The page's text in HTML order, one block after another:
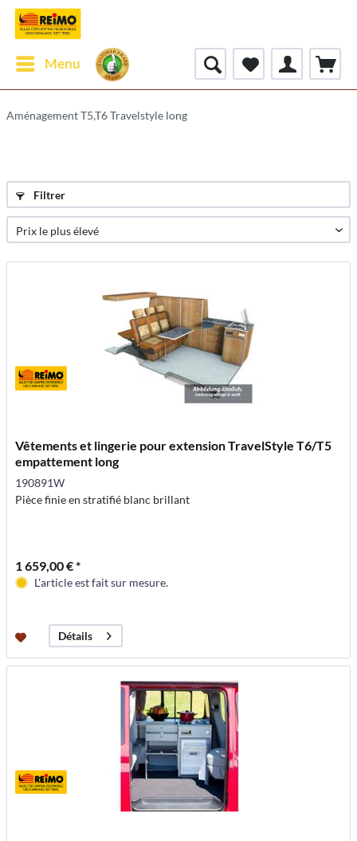
Menu
Aménagement T5,T6 Travelstyle long
Filtrer
Vêtements et lingerie pour extension TravelStyle T6/T5
empattement long
190891W
Pièce finie en stratifié blanc brillant
1 659,00 € *
L'article est fait sur mesure.
Détails